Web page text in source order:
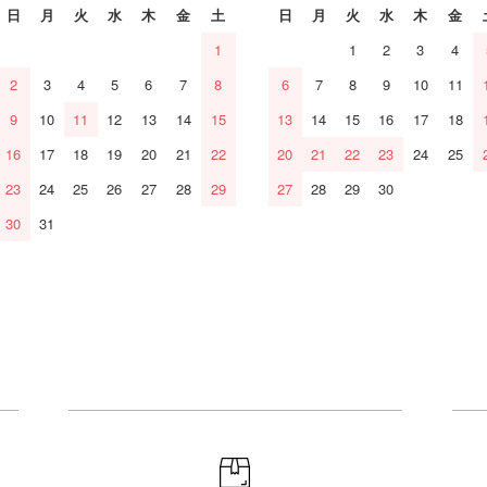
日 月 火 水 木 金
土
1
2
3 4 5 6 7
8
9
10 11 12 13 14
15
16
17 18 19 20 21
22
23
24 25 26 27 28
29
30
31
日 月 火 水 木 金
1
2 3 4
6
7 8 9 10 11
13
14 15 16 17 18
20
21 22 23 24 25
27
28 29 30